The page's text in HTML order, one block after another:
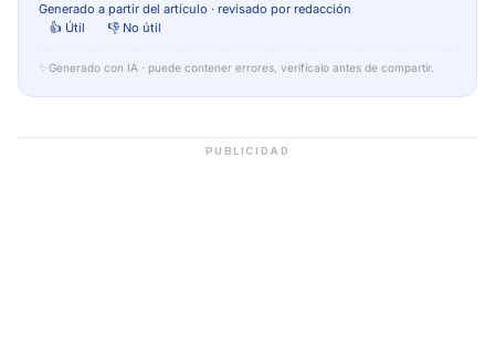
Generado a partir del artículo · revisado por redacción
👍 Útil
👎 No útil
✨ Generado con IA · puede contener errores, verifícalo antes de compartir.
PUBLICIDAD